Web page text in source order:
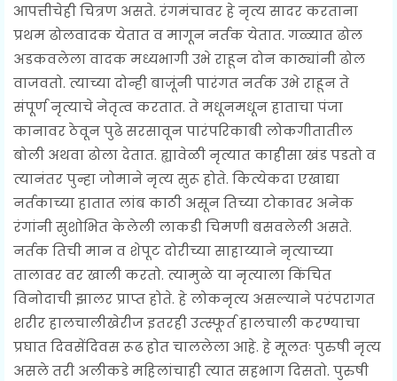
आपत्तीचेही चित्रण असते. रंगमंचावर हे नृत्य सादर करताना
प्रथम ढोलवादक येतात व मागून नर्तक येतात. गळ्यात ढोल
अडकवलेला वादक मध्यभागी उभे राहून दोन काठ्यांनी ढोल
वाजवतो. त्याच्या दोन्ही बाजूंनी पारंगत नर्तक उभे राहून ते
संपूर्ण नृत्याचे नेतृत्व करतात. ते मधूनमधून हाताचा पंजा
कानावर ठेवून पुढे सरसावून पारंपरिकाबी लोकगीतातील
बोली अथवा ढोला देतात. ह्यावेळी नृत्यात काहीसा खंड पडतो व
त्यानंतर पुन्हा जोमाने नृत्य सुरू होते. कित्येकदा एखाद्या
नर्तकाच्या हातात लांब काठी असून तिच्या टोकावर अनेक
रंगांनी सुशोभित केलेली लाकडी चिमणी बसवलेली असते.
नर्तक तिची मान व शेपूट दोरीच्या साहाय्याने नृत्याच्या
तालावर वर खाली करतो. त्यामुळे या नृत्याला किंचित
विनोदाची झालर प्राप्त होते. हे लोकनृत्य असल्याने परंपरागत
शरीर हालचालीखेरीज इतरही उत्स्फूर्त हालचाली करण्याचा
प्रघात दिवसेंदिवस रूढ होत चाललेला आहे. हे मूलतः पुरुषी नृत्य
असले तरी अलीकडे महिलांचाही त्यात सहभाग दिसतो. पुरुषी